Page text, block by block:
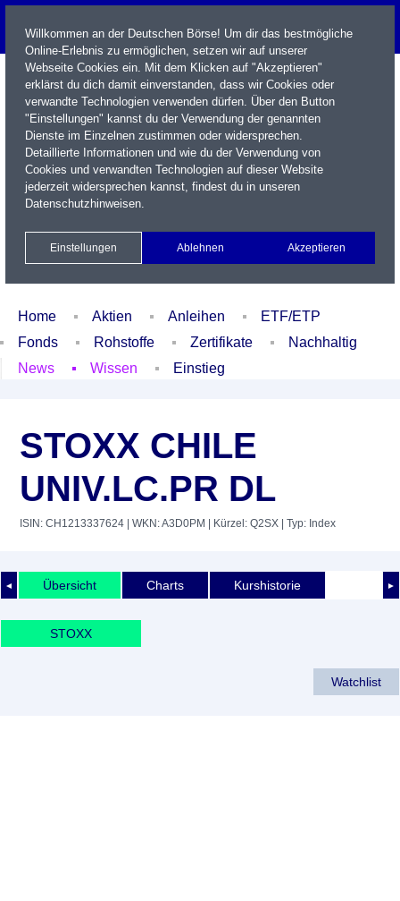
Name / WKN / ISIN / Kürzel
Xetra Realtime
Watchlist Portfolio Login
Home Aktien Anleihen
ETF/ETP
Fonds
Rohstoffe Zertifikate
Nachhaltig
News
Wissen Einstieg
STOXX CHILE
UNIV.LC.PR DL
ISIN: CH1213337624 | WKN: A3D0PM | Kürzel: Q2SX | Typ: Index
◄ ►
Übersicht Charts Kurshistorie
STOXX
Watchlist
Willkommen an der Deutschen Börse! Um dir das bestmögliche
Online-Erlebnis zu ermöglichen, setzen wir auf unserer
Webseite Cookies ein. Mit dem Klicken auf "Akzeptieren"
erklärst du dich damit einverstanden, dass wir Cookies oder
verwandte Technologien verwenden dürfen. Über den Button
"Einstellungen" kannst du der Verwendung der genannten
Dienste im Einzelnen zustimmen oder widersprechen.
Detaillierte Informationen und wie du der Verwendung von
Cookies und verwandten Technologien auf dieser Website
jederzeit widersprechen kannst, findest du in unseren
Datenschutzhinweisen.
Einstellungen Ablehnen Akzeptieren